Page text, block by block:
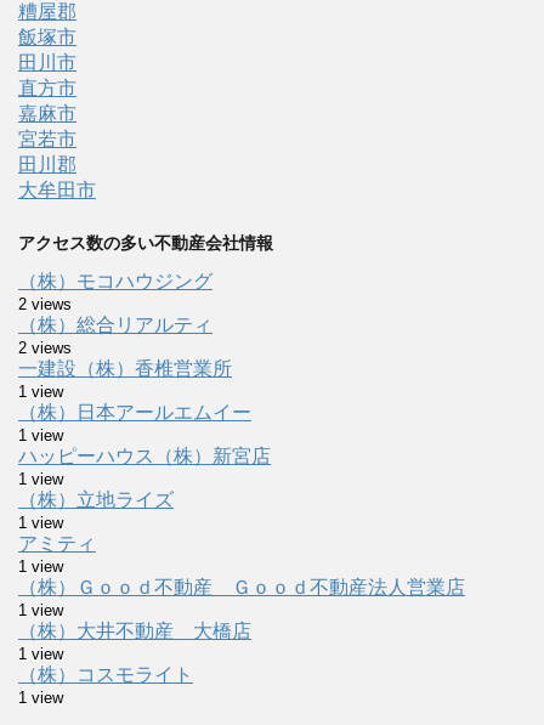
糟屋郡
飯塚市
田川市
直方市
嘉麻市
宮若市
田川郡
大牟田市
アクセス数の多い不動産会社情報
（株）モコハウジング
2 views
（株）総合リアルティ
2 views
一建設（株）香椎営業所
1 view
（株）日本アールエムイー
1 view
ハッピーハウス（株）新宮店
1 view
（株）立地ライズ
1 view
アミティ
1 view
（株）Ｇｏｏｄ不動産 Ｇｏｏｄ不動産法人営業店
1 view
（株）大井不動産 大橋店
1 view
（株）コスモライト
1 view